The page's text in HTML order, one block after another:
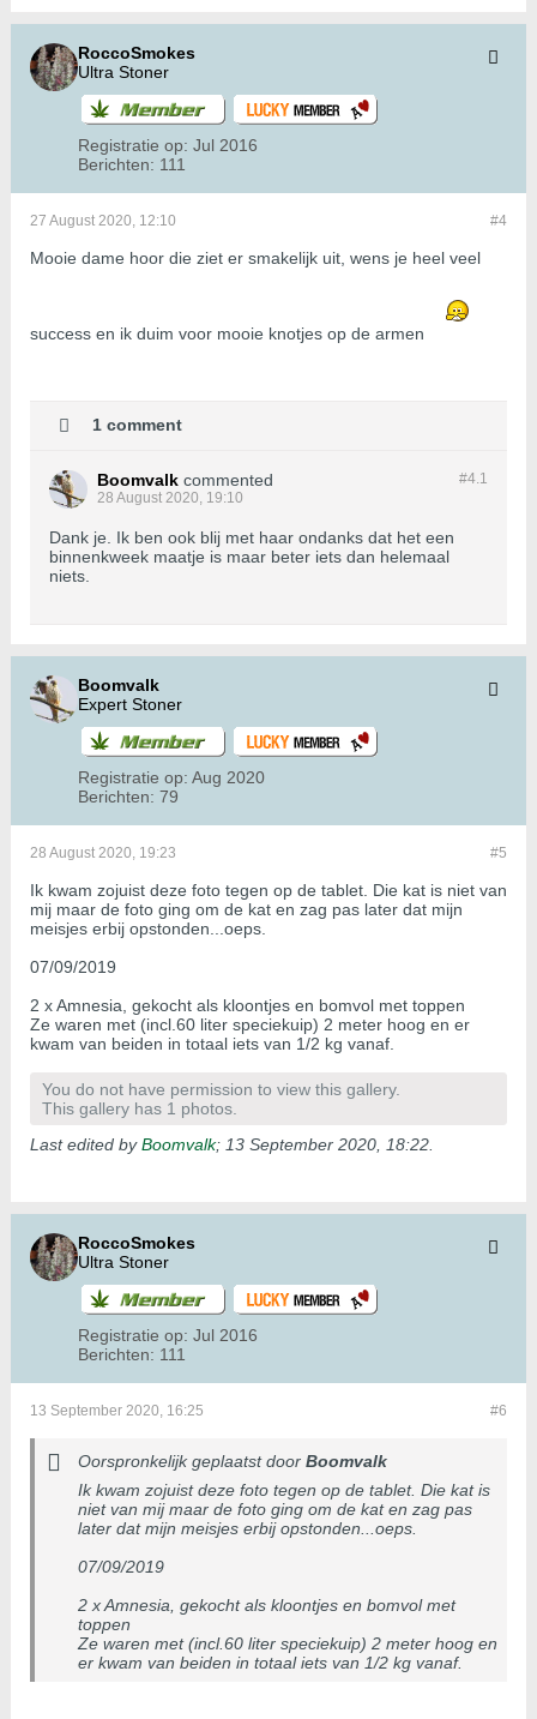
RoccoSmokes
Ultra Stoner
Registratie op: Jul 2016
Berichten: 111
#4
27 August 2020, 12:10
Mooie dame hoor die ziet er smakelijk uit, wens je heel veel
success en ik duim voor mooie knotjes op de armen
1 comment
#4.1
Boomvalk commented
28 August 2020, 19:10
Dank je. Ik ben ook blij met haar ondanks dat het een
binnenkweek maatje is maar beter iets dan helemaal
niets.
Boomvalk
Expert Stoner
Registratie op: Aug 2020
Berichten: 79
#5
28 August 2020, 19:23
Ik kwam zojuist deze foto tegen op de tablet. Die kat is niet van
mij maar de foto ging om de kat en zag pas later dat mijn
meisjes erbij opstonden...oeps.
07/09/2019
2 x Amnesia, gekocht als kloontjes en bomvol met toppen
Ze waren met (incl.60 liter speciekuip) 2 meter hoog en er
kwam van beiden in totaal iets van 1/2 kg vanaf.
You do not have permission to view this gallery.
This gallery has 1 photos.
Last edited byBoomvalk; 13 September 2020, 18:22
RoccoSmokes
Ultra Stoner
Registratie op: Jul 2016
Berichten: 111
#6
13 September 2020, 16:25
Oorspronkelijk geplaatst door Boomvalk
Ik kwam zojuist deze foto tegen op de tablet. Die kat is
niet van mij maar de foto ging om de kat en zag pas
later dat mijn meisjes erbij opstonden...oeps.
07/09/2019
2 x Amnesia, gekocht als kloontjes en bomvol met
toppen
Ze waren met (incl.60 liter speciekuip) 2 meter hoog en
er kwam van beiden in totaal iets van 1/2 kg vanaf.